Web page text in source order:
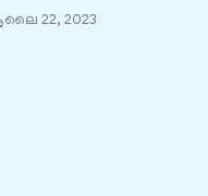
22, 2023